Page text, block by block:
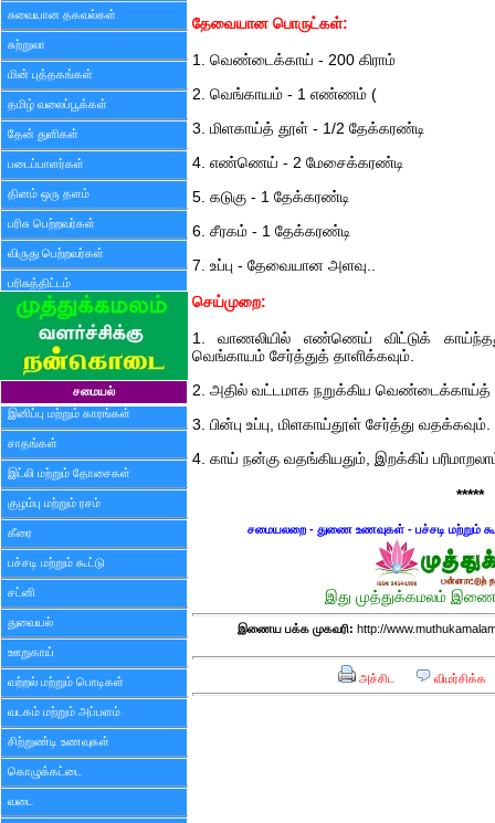
சுவையான தகவல்கள்
சுற்றுலா
மின் புத்தகங்கள்
தமிழ் வலைப்பூக்கள்
தேன் துளிகள்
படைப்பாளர்கள்
தினம் ஒரு தளம்
பரிசு பெற்றவர்கள்
விருது பெற்றவர்கள்
பரிசுத்திட்டம்
சமையல்
இனிப்பு மற்றும் காரங்கள்
சாதங்கள்
இட்லி மற்றும் தோசைகள்
குழம்பு மற்றும் ரசம்
கீரை
பச்சடி மற்றும் கூட்டு
சட்னி
துவையல்
ஊறுகாய்
வற்றல் மற்றும் பொடிகள்
வடகம் மற்றும் அப்பளம்
சிற்றுண்டி உணவுகள்
கொழுக்கட்டை
வடை
தேவையான பொருட்கள்:
1. வெண்டைக்காய் - 200 கிராம்
2. வெங்காயம் - 1 எண்ணம் (
3. மிளகாய்த் தூள் - 1/2 தேக்கரண்டி
4. எண்ணெய் - 2 மேசைக்கரண்டி
5. கடுகு - 1 தேக்கரண்டி
6. சீரகம் - 1 தேக்கரண்டி
7. உப்பு - தேவையான அளவு..
செய்முறை:
1. வாணலியில் எண்ணெய் விட்டுக்
வெங்காயம் சேர்த்துத் தாளிக்கவும்.
2. அதில் வட்டமாக நறுக்கிய வெண்டைக்காய்த்
3. பின்பு உப்பு, மிளகாய்தூள் சேர்த்து வதக்கவும்.
4. காய் நன்கு வதங்கியதும், இறக்கிப்
*****
சமையலறை - துணை உணவுகள் - பச்சடி மற்றும்
இது முத்துக்கமலம்
இணைய பக்க முகவரி: http://
அச்சிட விமர்சிக்க